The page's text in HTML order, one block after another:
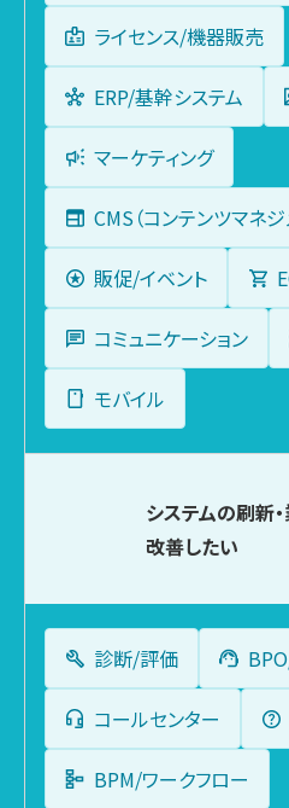
ライセンス/機器販売
ERP/基幹システム
マーケティング
CMS（コンテンツマネジ
販促/イベント
コミュニケーション
モバイル
システムの刷新・
改善したい
診断/評価
コールセンター
BPM/ワークフロー